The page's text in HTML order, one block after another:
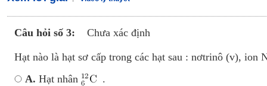
Câu hỏi số 3: Chưa xác định
Hạt nào là hạt sơ cấp trong các hạt sau : nơtrinô (v), ion
A. Hạt nhân .